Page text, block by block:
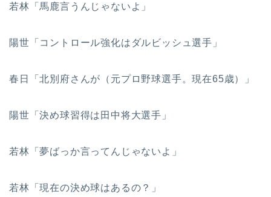
若林「馬鹿言うんじゃないよ」
陽世「コントロール強化はダルビッシュ選手」
春日「北別府さんが（元プロ野球選手。現在65歳）」
陽世「決め球習得は田中将大選手」
若林「夢ばっか言ってんじゃないよ」
若林「現在の決め球はあるの？」